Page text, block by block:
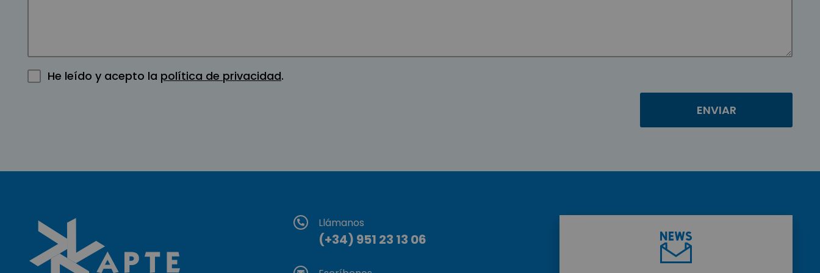
He leído y acepto la política de privacidad.
Llámanos
(+34) 951 23 13 06